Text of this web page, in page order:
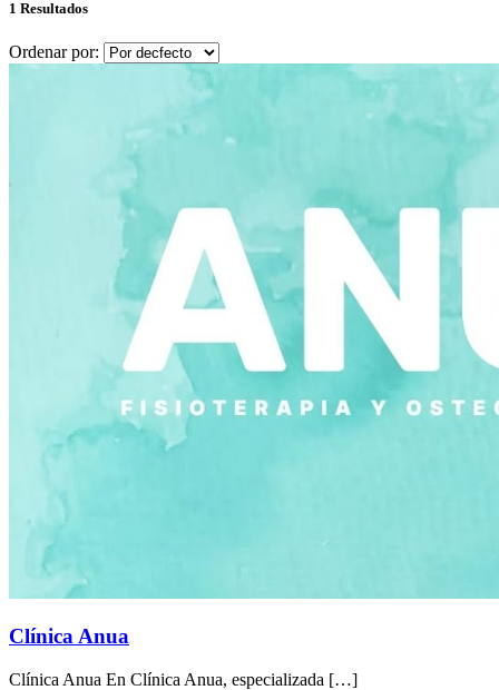
1 Resultados
Ordenar por:
Clínica Anua
Clínica Anua En Clínica Anua, especializada […]